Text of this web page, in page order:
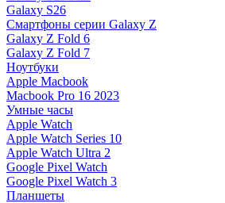
Galaxy S26
Смартфоны серии Galaxy Z
Galaxy Z Fold 6
Galaxy Z Fold 7
Ноутбуки
Apple Macbook
Macbook Pro 16 2023
Умные часы
Apple Watch
Apple Watch Series 10
Apple Watch Ultra 2
Google Pixel Watch
Google Pixel Watch 3
Планшеты